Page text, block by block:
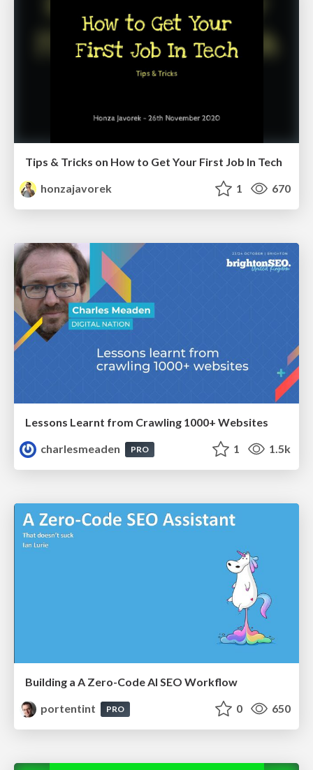
Tips & Tricks on How to Get Your First Job In Tech
honzajavorek
1 670
Lessons Learnt from Crawling 1000+ Websites
charlesmeaden
PRO 1 1.5k
Building a A Zero-Code AI SEO Workflow
portentint
PRO 0 650